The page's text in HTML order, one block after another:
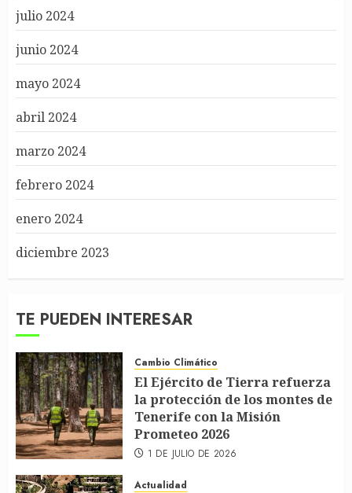
julio 2024
junio 2024
mayo 2024
abril 2024
marzo 2024
febrero 2024
enero 2024
diciembre 2023
TE PUEDEN INTERESAR
Cambio Climático
El Ejército de Tierra refuerza
la protección de los montes de
Tenerife con la Misión
Prometeo 2026
1 DE JULIO DE 2026
Actualidad